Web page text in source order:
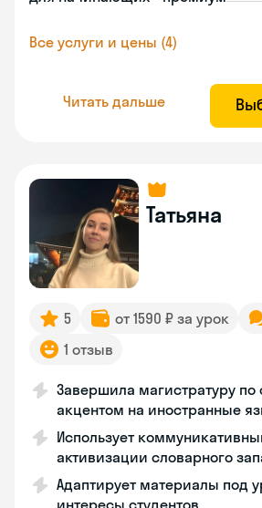
Все услуги и цены (4)
Читать дальше
Татьяна
5 от 1590 ₽ за урок
1 отзыв
Завершила магистратуру по
акцентом на иностранные
Использует
активизации словарного
Адаптирует материалы под
интересы студентов